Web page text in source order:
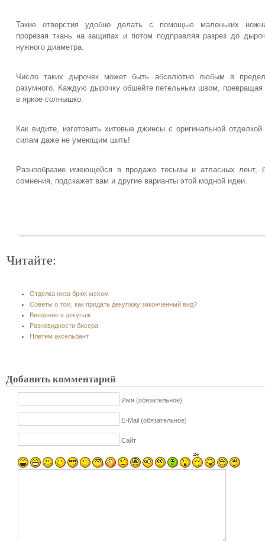
Такие отверстия удобно делать с помощью маленьких
прорезая ткань на защипах и потом подправляя разрез до
нужного диаметра.
Число таких дырочек может быть абсолютно любым в
разумного. Каждую дырочку обшейте петельным швом, превращая
в яркое солнышко.
Как видите, изготовить хитовые джинсы с оригинальной отделкой
силам даже не умеющим шить!
Разнообразие имеющейся в продаже тесьмы и атласных лент,
сомнения, подскажет вам и другие варианты этой модной идеи.
Читайте:
Отделка низа брюк мехом
Советы о том, как придать декупажу законченный вид?
Введение в декупаж
Разновидности бисера
Плетем аксельбант
Добавить комментарий
Имя (обязательное)
E-Mail (обязательное)
Сайт